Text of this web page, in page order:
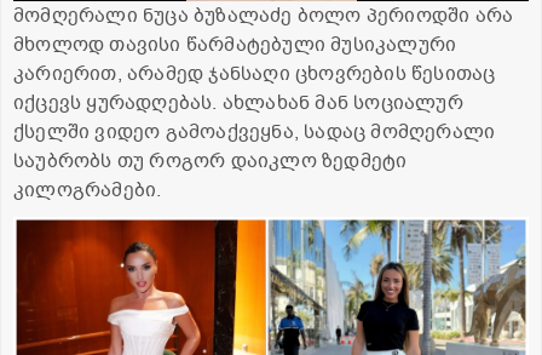
მომღერალი ნუცა ბუზალაძე ბოლო პერიოდში არა
მხოლოდ თავისი წარმატებული მუსიკალური
კარიერით, არამედ ჯანსაღი ცხოვრების წესითაც
იქცევს ყურადღებას. ახლახან მან სოციალურ
ქსელში ვიდეო გამოაქვეყნა, სადაც მომღერალი
საუბრობს თუ როგორ დაიკლო ზედმეტი
კილოგრამები.